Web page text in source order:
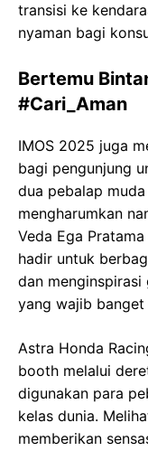
transisi ke
nyaman bagi
Bertemu
#Cari_Aman
IMOS 2025 juga
bagi pengunjung
dua pebalap
mengharumkan
Veda Ega
hadir untuk
dan menginspirasi
yang wajib banget
Astra Honda
booth melalui
digunakan para
kelas dunia.
memberikan